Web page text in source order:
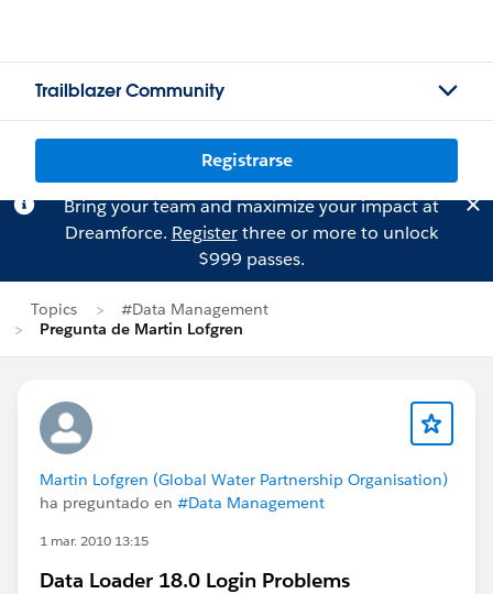
Trailblazer Community
Registrarse
Bring your team and maximize your impact at
Dreamforce. Registerthree or more to unlock
$999 passes.
Topics
#Data Management
Pregunta de Martin Lofgren
Martin Lofgren (Global Water Partnership Organisation)
ha preguntado en #Data Management
1 mar. 2010 13:15
Data Loader 18.0 Login Problems